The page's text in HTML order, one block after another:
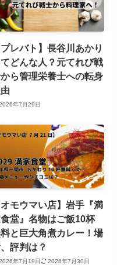
プレバト】長谷川あかり
どんな人？元てれび戦
ら管理栄養士への転身
年7月29日
オモウマい店】岩手『満
堂』名物はご飯10杯
と巨大角煮カレー！場
評判は？
年7月19日 2026年7月30日